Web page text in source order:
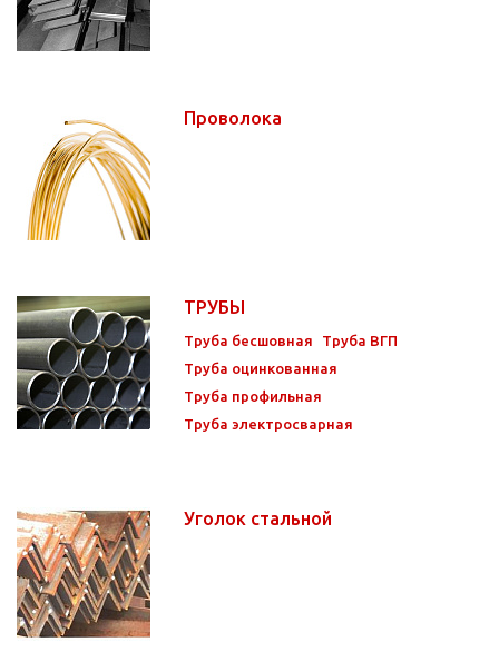
Проволока
ТРУБЫ
Труба бесшовная
Труба ВГП
Труба оцинкованная
Труба профильная
Труба электросварная
Уголок стальной